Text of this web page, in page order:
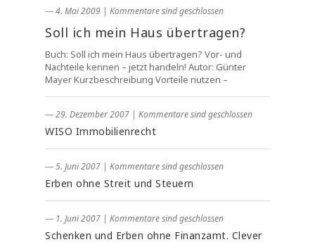
― 4. Mai 2009 | Kommentare sind geschlossen
Soll ich mein Haus übertragen?
Buch: Soll ich mein Haus übertragen? Vor- und
Nachteile kennen – jetzt handeln! Autor: Günter
Mayer Kurzbeschreibung Vorteile nutzen –
― 29. Dezember 2007 | Kommentare sind geschlossen
WISO Immobilienrecht
― 5. Juni 2007 | Kommentare sind geschlossen
Erben ohne Streit und Steuern
― 1. Juni 2007 | Kommentare sind geschlossen
Schenken und Erben ohne Finanzamt. Clever